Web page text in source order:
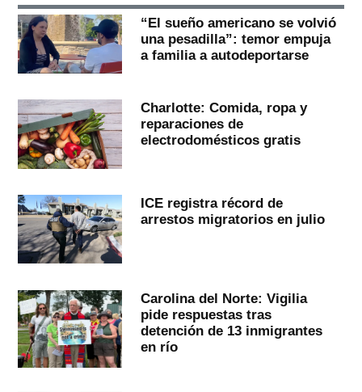
“El sueño americano se volvió
una pesadilla”: temor empuja
a familia a autodeportarse
Charlotte: Comida, ropa y
reparaciones de
electrodomésticos gratis
ICE registra récord de
arrestos migratorios en julio
Carolina del Norte: Vigilia
pide respuestas tras
detención de 13 inmigrantes
en río